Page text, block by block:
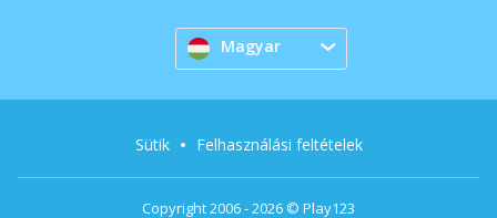
Magyar
Copyright 2006 - 2026 © Play123
Sütik Felhasználási feltételek